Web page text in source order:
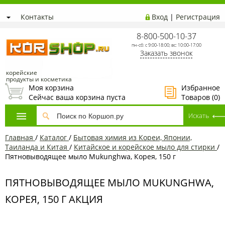
Контакты Вход | Регистрация
корейские
продукты и косметика
8-800-500-10-37
пн-сб: с 9:00-18:00; вс: 10:00-17:00
Заказать звонок
Избранное
Товаров (0)
Моя корзина
Сейчас ваша корзина пуста
Главная / Каталог / Бытовая химия из Кореи, Японии,
Таиланда и Китая / Китайское и корейское мыло для стирки /
Пятновыводящее мыло Mukunghwa, Корея, 150 г
ПЯТНОВЫВОДЯЩЕЕ МЫЛО MUKUNGHWA,
КОРЕЯ, 150 Г АКЦИЯ